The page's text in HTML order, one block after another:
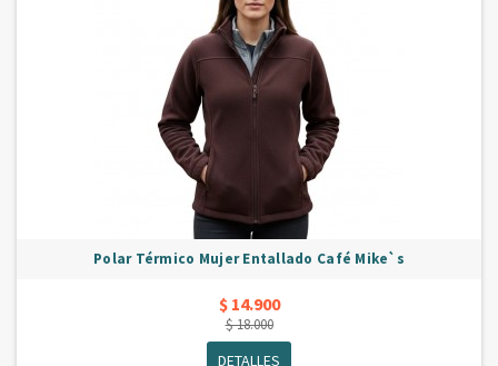
Polar Térmico Mujer Entallado Café Mike`s
$ 14.900
$ 18.000
DETALLES